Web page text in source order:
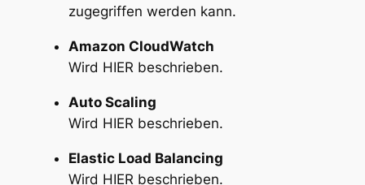
zugegriffen werden kann.
Amazon CloudWatch
Wird HIER beschrieben.
Auto Scaling
Wird HIER beschrieben.
Elastic Load Balancing
Wird HIER beschrieben.